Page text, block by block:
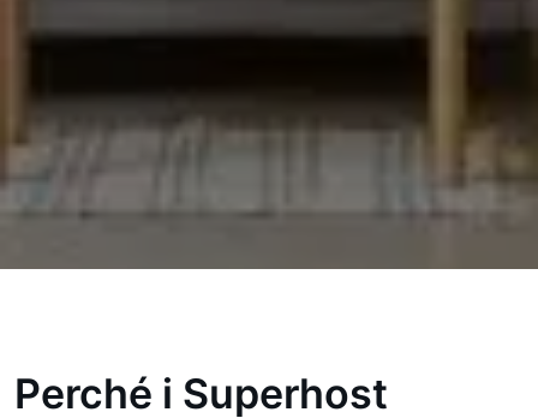
Perché i Superhost